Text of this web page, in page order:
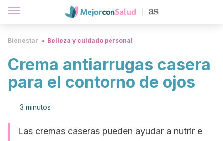
Bienestar Belleza y cuidado personal
Crema antiarrugas casera
para el contorno de ojos
3 minutos
Las cremas caseras pueden ayudar a nutrir e